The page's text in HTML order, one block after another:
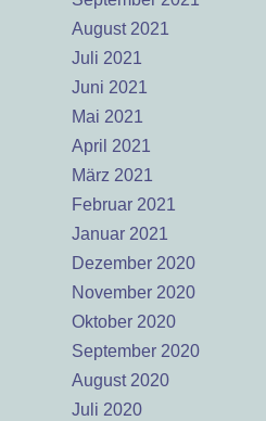
August 2021
Juli 2021
Juni 2021
Mai 2021
April 2021
März 2021
Februar 2021
Januar 2021
Dezember 2020
November 2020
Oktober 2020
September 2020
August 2020
Juli 2020